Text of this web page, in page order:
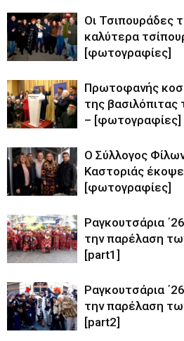
Oι Τσιπουράδες
καλύτερα
[φωτογραφίες]
Πρωτοφανής
της βασιλόπιτας
– [φωτογραφίες]
Ο Σύλλογος
Καστοριάς
[φωτογραφίες]
Ραγκουτσάρια
την παρέλαση
[part1]
Ραγκουτσάρια
την παρέλαση
[part2]